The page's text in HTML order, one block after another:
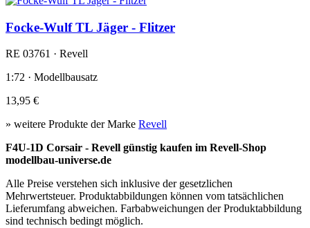
Focke-Wulf TL Jäger - Flitzer
RE 03761 · Revell
1:72 · Modellbausatz
13,95 €
» weitere Produkte der Marke Revell
F4U-1D Corsair - Revell günstig kaufen im Revell-Shop
modellbau-universe.de
Alle Preise verstehen sich inklusive der gesetzlichen
Mehrwertsteuer. Produktabbildungen können vom tatsächlichen
Lieferumfang abweichen. Farbabweichungen der Produktabbildung
sind technisch bedingt möglich.